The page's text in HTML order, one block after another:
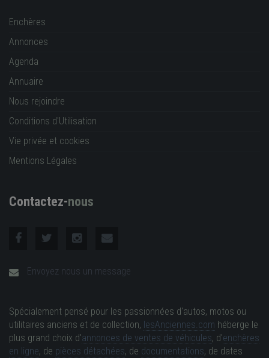
Enchères
Annonces
Agenda
Annuaire
Nous rejoindre
Conditions d'Utilisation
Vie privée et cookies
Mentions Légales
Contactez-nous
Envoyez nous un message
Spécialement pensé pour les passionnées d'autos, motos ou
utilitaires anciens et de collection, lesAnciennes.com héberge le
plus grand choix d'annonces de ventes de véhicules, d'enchères
en ligne, de pièces détachées, de documentations, de dates